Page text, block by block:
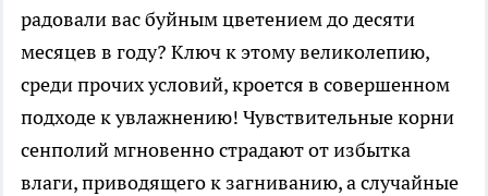
радовали вас буйным цветением до десяти
месяцев в году? Ключ к этому великолепию,
среди прочих условий, кроется в совершенном
подходе к увлажнению! Чувствительные корни
сенполий мгновенно страдают от избытка
влаги, приводящего к загниванию, а случайные